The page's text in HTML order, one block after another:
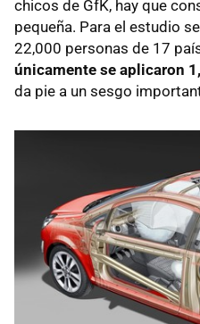
chicos de GfK, hay que
pequeña. Para el estudio
22,000 personas de 17
únicamente se aplicaron
da pie a un sesgo